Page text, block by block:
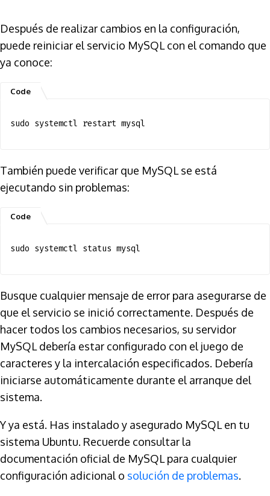
Después de realizar cambios en la configuración,
puede reiniciar el servicio MySQL con el comando que
ya conoce:
sudo systemctl restart mysql
También puede verificar que MySQL se está
ejecutando sin problemas:
sudo systemctl status mysql
Busque cualquier mensaje de error para asegurarse de
que el servicio se inició correctamente. Después de
hacer todos los cambios necesarios, su servidor
MySQL debería estar configurado con el juego de
caracteres y la intercalación especificados. Debería
iniciarse automáticamente durante el arranque del
sistema.
Y ya está. Has instalado y asegurado MySQL en tu
sistema Ubuntu. Recuerde consultar la
documentación oficial de MySQL para cualquier
configuración adicional o solución de problemas.